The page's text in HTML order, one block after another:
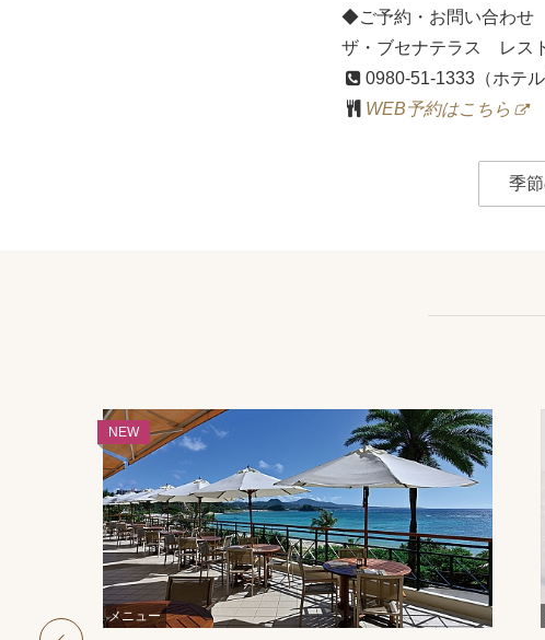
◆ご予約・お問い合わせ
ザ・ブセナテラス レス
0980-51-1333（ホテル
WEB予約はこちら
季